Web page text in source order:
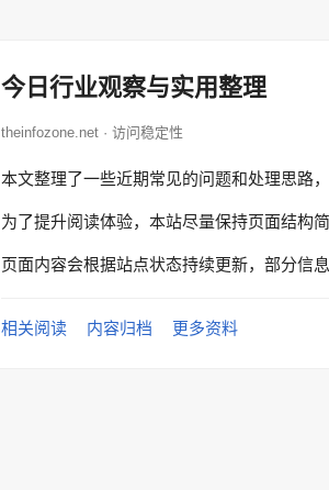
今日行业观察与实用整理
theinfozone.net · 访问稳定性
本文整理了一些近期常见的问题和处理思路
为了提升阅读体验，本站尽量保持页面结构
页面内容会根据站点状态持续更新，部分信
相关阅读 内容归档 更多资料